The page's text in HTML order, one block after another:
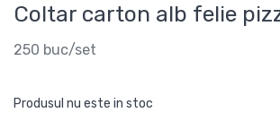
Coltar carton alb felie
250 buc/set
Produsul nu este in stoc